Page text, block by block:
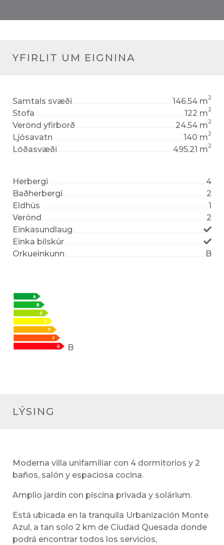
YFIRLIT UM EIGNINA
Samtals svæði 146.54 m2
Stofa 122 m2
Verönd yfirborð 24.54 m2
Ljósavatn 140 m2
Lóðasvæði 495.21 m2
Herbergi
4
Baðherbergi
2
Eldhús
1
Verönd
2
Einkasundlaug
Einka bílskúr
Orkueinkunn
B
B
LÝSING
Moderna villa unifamiliar con 4 dormitorios y 2
baños, salón y espaciosa cocina.
Amplio jardín con piscina privada y solárium.
Está ubicada en la tranquila Urbanización Monte
Azul, a tan solo 2 km de Ciudad Quesada donde
podrá encontrar todos los servicios,